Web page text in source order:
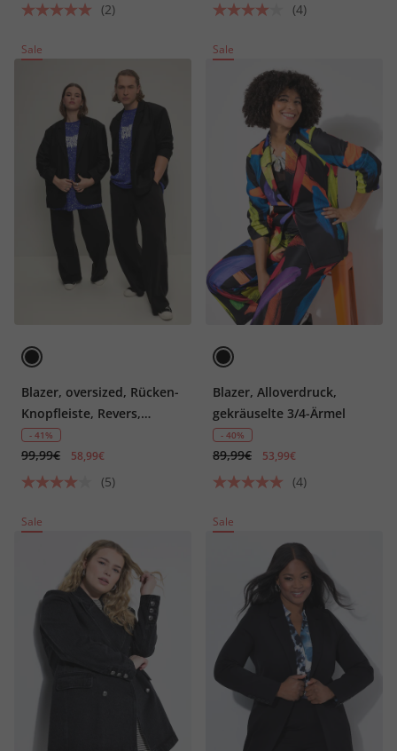
(2) (4)
Sale
Blazer, oversized, Rücken-
Knopfleiste, Revers,
Langarm, Unisex
- 41%
99,99€ 58,99€
(5)
Sale
Blazer, Alloverdruck,
gekräuselte 3/4-Ärmel
- 40%
89,99€ 53,99€
(4)
Sale Sale